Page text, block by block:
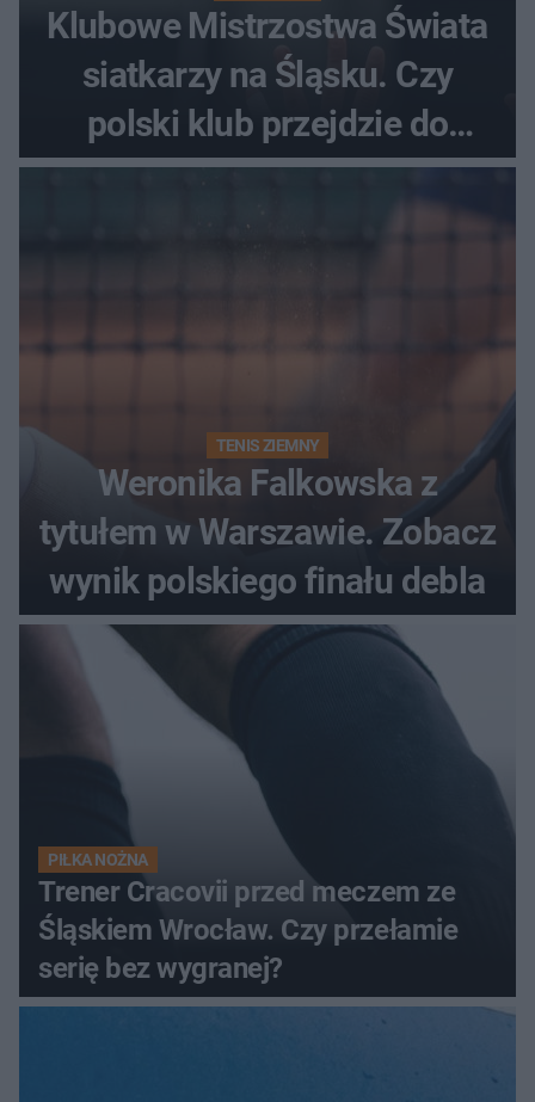
Klubowe Mistrzostwa Świata
siatkarzy na Śląsku. Czy
polski klub przejdzie do
historii
TENIS ZIEMNY
Weronika Falkowska z
tytułem w Warszawie. Zobacz
wynik polskiego finału debla
PIŁKA NOŻNA
Trener Cracovii przed meczem ze
Śląskiem Wrocław. Czy przełamie
serię bez wygranej?